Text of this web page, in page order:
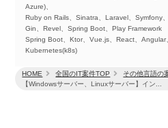
HOME 全国のIT案件TOP その他言語の
【Windowsサーバー、Linuxサーバー】イン...
Azure)、
Ruby on Rails、Sinatra、Laravel、Symfony
Gin、Revel、Spring Boot、Play Framework
Spring Boot、Ktor、Vue.js、React、Angular
Kubernetes(k8s)